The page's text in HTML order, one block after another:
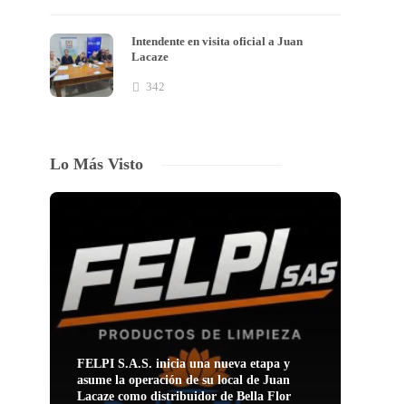
Intendente en visita oficial a Juan
Lacaze
342
Lo Más Visto
FELPI S.A.S. inicia una nueva etapa y
asume la operación de su local de Juan
Lacaze como distribuidor de Bella Flor